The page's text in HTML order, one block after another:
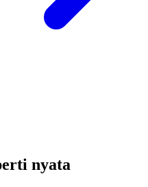
nyata